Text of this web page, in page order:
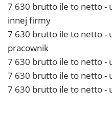
7 630 brutto ile to netto -
innej firmy
7 630 brutto ile to netto -
pracownik
7 630 brutto ile to netto -
7 630 brutto ile to netto -
7 630 brutto ile to netto -